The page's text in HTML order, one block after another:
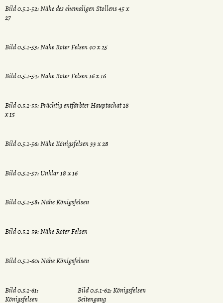
Bild 0.5.1-52: Nähe des ehemaligen Stollens 45 x
27
Bild 0.5.1-53: Nähe Roter Felsen 40 x 25
Bild 0.5.1-54: Nähe Roter Felsen 16 x 16
Bild 0.5.1-55: Prächtig entfärbter Hauptachat 18
x 15
Bild 0.5.1-56: Nähe Königsfelsen 33 x 28
Bild 0.5.1-57: Unklar 18 x 16
Bild 0.5.1-58: Nähe Königsfelsen
Bild 0.5.1-59: Nähe Roter Felsen
Bild 0.5.1-60: Nähe Königsfelsen
Bild 0.5.1-61:
Königsfelsen
Bild 0.5.1-62: Königsfelsen
Seitengang